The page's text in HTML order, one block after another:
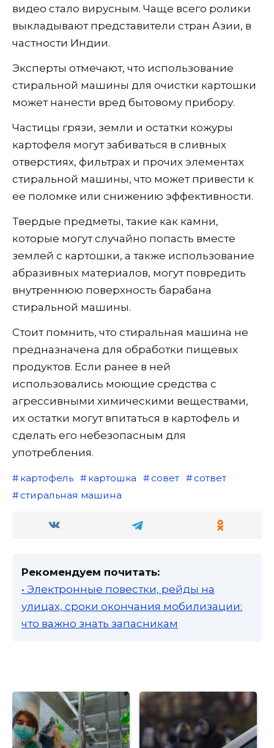
видео стало вирусным. Чаще всего ролики
выкладывают представители стран Азии, в
частности Индии.
Эксперты отмечают, что использование
стиральной машины для очистки картошки
может нанести вред бытовому прибору.
Частицы грязи, земли и остатки кожуры
картофеля могут забиваться в сливных
отверстиях, фильтрах и прочих элементах
стиральной машины, что может привести к
ее поломке или снижению эффективности.
Твердые предметы, такие как камни,
которые могут случайно попасть вместе
землей с картошки, а также использование
абразивных материалов, могут повредить
внутреннюю поверхность барабана
стиральной машины.
Стоит помнить, что стиральная машина не
предназначена для обработки пищевых
продуктов. Если ранее в ней
использовались моющие средства с
агрессивными химическими веществами,
их остатки могут впитаться в картофель и
сделать его небезопасным для
употребления.
картофель картошка совет
сответ
стиральная машина
Рекомендуем почитать:
• Электронные повестки, рейды на
улицах, сроки окончания мобилизации:
что важно знать запасникам